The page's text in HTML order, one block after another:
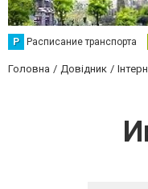
Р Расписание транспорта
Головна Довідник